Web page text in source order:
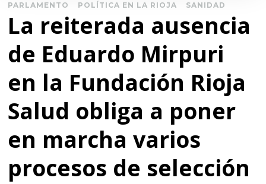
PARLAMENTO POLÍTICA EN LA RIOJA SANIDAD
La reiterada ausencia
de Eduardo Mirpuri
en la Fundación Rioja
Salud obliga a poner
en marcha varios
procesos de selección